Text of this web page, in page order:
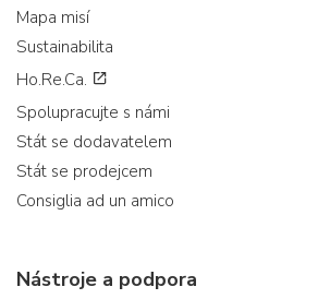
Mapa misí
Sustainabilita
Ho.Re.Ca.
Spolupracujte s námi
Stát se dodavatelem
Stát se prodejcem
Consiglia ad un amico
Nástroje a podpora